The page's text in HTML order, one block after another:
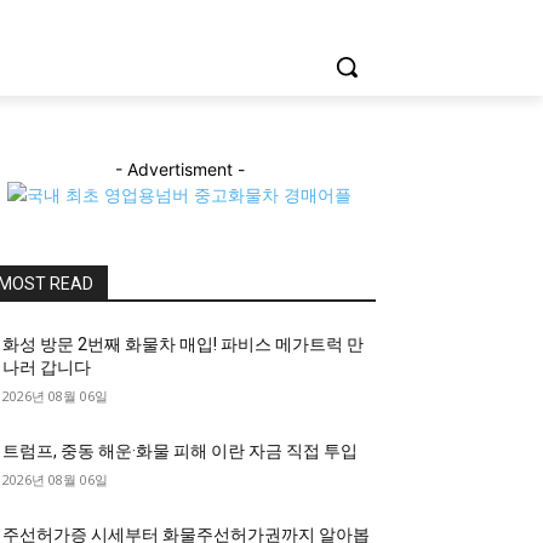
- Advertisment -
READ
화성 방문 2번째 화물차 매입! 파비스 메가트럭 만
나러 갑니다
2026년 08월 06일
트럼프, 중동 해운·화물 피해 이란 자금 직접 투입
2026년 08월 06일
주선허가증 시세부터 화물주선허가권까지 알아봅